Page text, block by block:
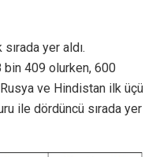
yer aldı.
bin 409 olurken, 600
ve Hindistan ilk üçü
ile dördüncü sırada yer